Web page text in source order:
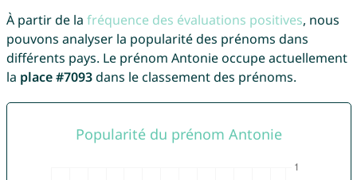
À partir de la fréquence des évaluations positives, nous
pouvons analyser la popularité des prénoms dans
différents pays. Le prénom Antonie occupe actuellement
la place #7093dans le classement des prénoms.